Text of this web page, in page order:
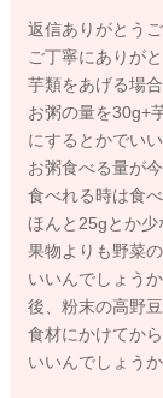
たんぱく質
魚10～15g
または肉10～15g
または豆腐30～
または卵黄1個～
または乳製品50
こちらが目安に
ていきます。
１、お粥の量
お子さんが無理
ｇ程度でも大丈
返信ありがとう
ご丁寧にありが
芋類をあげる場
お粥の量を30g+
にするとかでい
お粥食べる量が
食べれる時は食
ほんと25gとか少
果物よりも野菜
いいんでしょう
後、粉末の高野
食材にかけてか
いいんでしょう